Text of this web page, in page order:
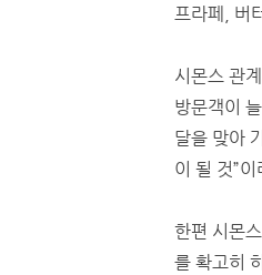
프라페, 버
시몬스 관
방문객이
달을 맞아
이 될 것”
한편 시몬
를 확고히